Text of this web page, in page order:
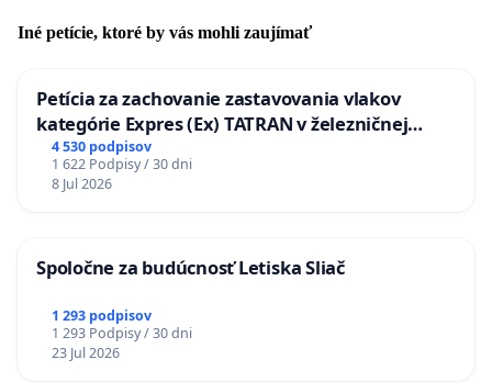
Iné petície, ktoré by vás mohli zaujímať
Petícia za zachovanie zastavovania vlakov
kategórie Expres (Ex) TATRAN v železničnej
stanici Púchov
4 530 podpisov
1 622 Podpisy / 30 dni
8 Jul 2026
Spoločne za budúcnosť Letiska Sliač
1 293 podpisov
1 293 Podpisy / 30 dni
23 Jul 2026